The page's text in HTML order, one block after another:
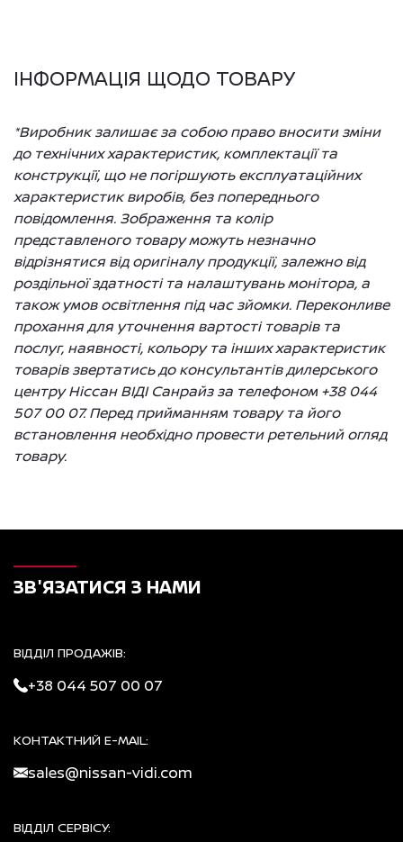
ІНФОРМАЦІЯ ЩОДО ТОВАРУ
*Виробник залишає за собою право вносити зміни
до технічних характеристик, комплектації та
конструкції, що не погіршують експлуатаційних
характеристик виробів, без попереднього
повідомлення. Зображення та колір
представленого товару можуть незначно
відрізнятися від оригіналу продукції, залежно від
роздільної здатності та налаштувань монітора, а
також умов освітлення під час зйомки. Переконливе
прохання для уточнення вартості товарів та
послуг, наявності, кольору та інших характеристик
товарів звертатись до консультантів дилерського
центру Ніссан ВІДІ Санрайз за телефоном +38 044
507 00 07. Перед прийманням товару та його
встановлення необхідно провести ретельний огляд
товару.
ЗВ'ЯЗАТИСЯ З НАМИ
ВІДДІЛ ПРОДАЖІВ:
+38 044 507 00 07
КОНТАКТНИЙ E-MAIL:
sales@nissan-vidi.com
ВІДДІЛ СЕРВІСУ: